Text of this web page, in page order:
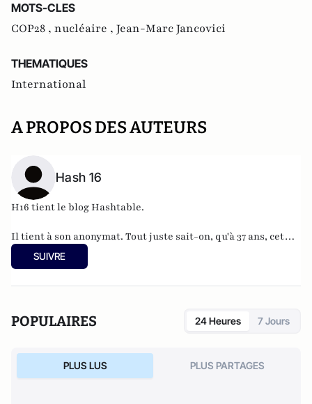
MOTS-CLES
COP28 , nucléaire , Jean-Marc Jancovici
THEMATIQUES
International
A PROPOS DES AUTEURS
Hash 16
H16 tient le blogHashtable.
Il tient à son anonymat. Tout juste sait-on, qu'à 37 ans, cet
informaticien à l'humour acerbe habite en Belgique et
travaille pour"une grosse boutique qui produit, gère et
SUIVRE
POPULAIRES 24 Heures 7 Jours
PLUS LUS PLUS PARTAGES